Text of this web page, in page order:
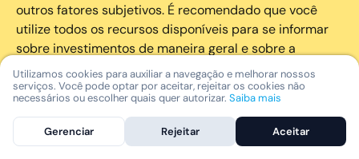
outros fatores subjetivos. É recomendado que você
utilize todos os recursos disponíveis para se informar
sobre investimentos de maneira geral e sobre a
composição geral de seu portfólio. Questões fiscais ou
legais relativas aos investimentos realizados através da
Nomad devem ser obtidas pelos próprios clientes. A
Nomad e suas afiliadas não fornecem nenhum tipo de
aconselhamento legal ou fiscal.
Utilizamos cookies para auxiliar a navegação e melhorar nossos
serviços. Você pode optar por aceitar, rejeitar os cookies não
necessários ou escolher quais quer autorizar. Saiba mais
Gerenciar Rejeitar Aceitar